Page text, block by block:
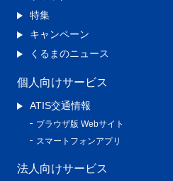
特集
キャンペーン
くるまのニュース
個人向けサービス
ATIS交通情報
ブラウザ版 Webサイト
スマートフォンアプリ
法人向けサービス